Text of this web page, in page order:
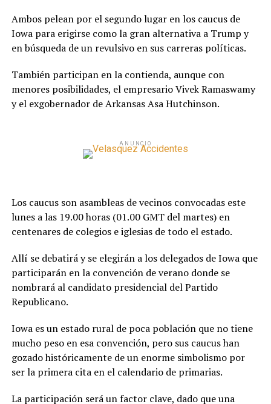
Ambos pelean por el segundo lugar en los caucus de
Iowa para erigirse como la gran alternativa a Trump y
en búsqueda de un revulsivo en sus carreras políticas.
También participan en la contienda, aunque con
menores posibilidades, el empresario Vivek Ramaswamy
y el exgobernador de Arkansas Asa Hutchinson.
ANUNCIO
Los caucus son asambleas de vecinos convocadas este
lunes a las 19.00 horas (01.00 GMT del martes) en
centenares de colegios e iglesias de todo el estado.
Allí se debatirá y se elegirán a los delegados de Iowa que
participarán en la convención de verano donde se
nombrará al candidato presidencial del Partido
Republicano.
Iowa es un estado rural de poca población que no tiene
mucho peso en esa convención, pero sus caucus han
gozado históricamente de un enorme simbolismo por
ser la primera cita en el calendario de primarias.
La participación será un factor clave, dado que una